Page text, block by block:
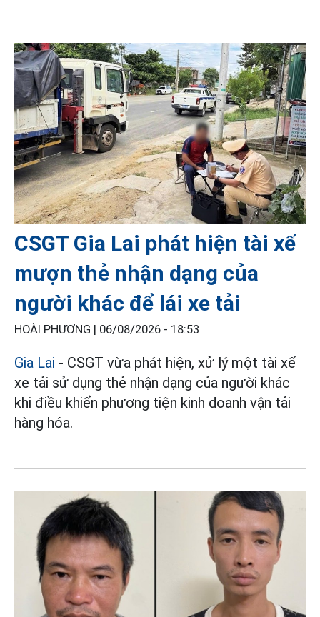
CSGT Gia Lai phát hiện tài xế
mượn thẻ nhận dạng của
người khác để lái xe tải
HOÀI PHƯƠNG | 06/08/2026 - 18:53
Gia Lai - CSGT vừa phát hiện, xử lý một tài xế
xe tải sử dụng thẻ nhận dạng của người khác
khi điều khiển phương tiện kinh doanh vận tải
hàng hóa.